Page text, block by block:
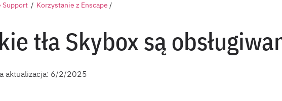
Support / Korzystanie z Enscape /
tła Skybox są
aktualizacja: 6/2/2025